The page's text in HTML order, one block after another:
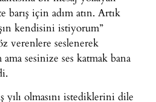
barış için adım atın. Artık
kendisini istiyorum”
verenlere seslenerek
sesinize ses katmak bana
yılı olmasını istediklerini dile